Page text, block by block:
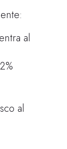
al
al